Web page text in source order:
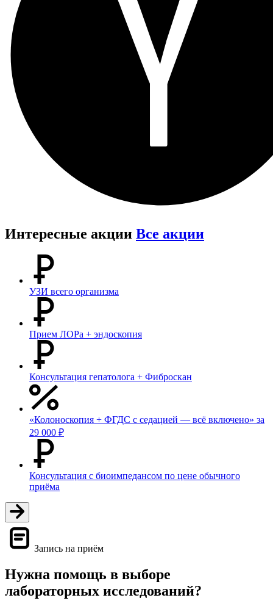
Интересные акции Все акции
УЗИ всего организма
Прием ЛОРа + эндоскопия
Консультация гепатолога + Фиброскан
«Колоноскопия + ФГДС с седацией — всё включено» за
29 000 ₽
Консультация с биоимпедансом по цене обычного
приёма
Запись на приём
Нужна помощь в выборе
лабораторных исследований?